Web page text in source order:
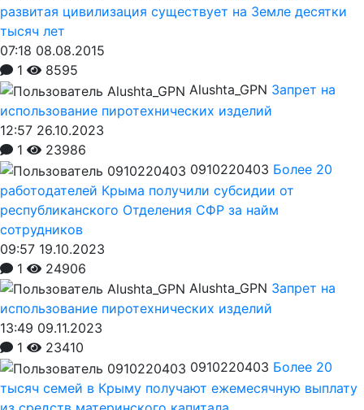
развитая цивилизация существует на Земле десятки
тысяч лет
07:18 08.08.2015
1
8595
Alushta_GPN Запрет на
использование пиротехнических изделий
12:57 26.10.2023
1
23986
0910220403 Более 20
работодателей Крыма получили субсидии от
республиканского Отделения СФР за найм
сотрудников
09:57 19.10.2023
1
24906
Alushta_GPN Запрет на
использование пиротехнических изделий
13:49 09.11.2023
1
23410
0910220403 Более 20
тысяч семей в Крыму получают ежемесячную выплату